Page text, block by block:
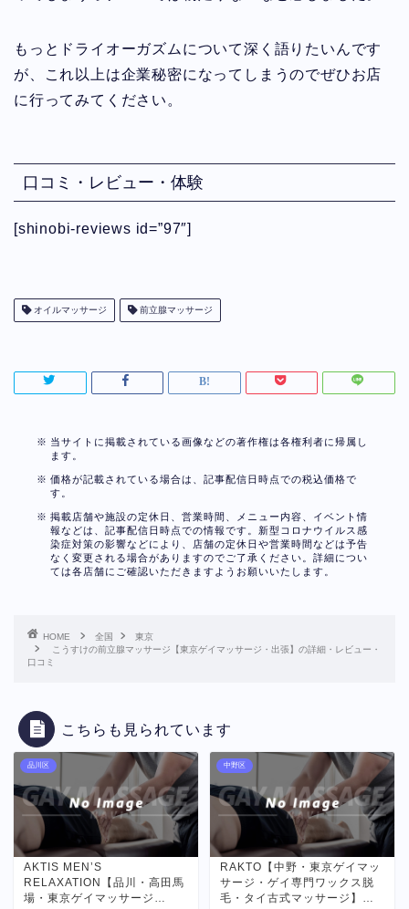
もっとドライオーガズムについて深く語りたいんです
が、これ以上は企業秘密になってしまうのでぜひお店
に行ってみてください。
口コミ・レビュー・体験
[shinobi-reviews id=”97″]
オイルマッサージ 前立腺マッサージ
当サイトに掲載されている画像などの著作権は各権利者に帰属し
ます。
価格が記載されている場合は、記事配信日時点での税込価格で
す。
掲載店舗や施設の定休日、営業時間、メニュー内容、イベント情
報などは、記事配信日時点での情報です。新型コロナウイルス感
染症対策の影響などにより、店舗の定休日や営業時間などは予告
なく変更される場合がありますのでご了承ください。詳細につい
ては各店舗にご確認いただきますようお願いいたします。
HOME 全国
東京
こうすけの前立腺マッサージ【東京ゲイマッサージ・出張】の詳細・レビュー・
口コミ
こちらも見られています
品川区
AKTIS MEN’S
RELAXATION【品川・高田馬
場・東京ゲイマッサージ…
中野区
RAKTO【中野・東京ゲイマッ
サージ・ゲイ専門ワックス脱
毛・タイ古式マッサージ】…